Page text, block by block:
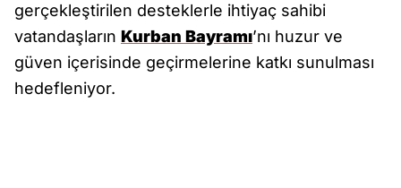
gerçekleştirilen desteklerle ihtiyaç sahibi
vatandaşların Kurban Bayramı’nı huzur ve
güven içerisinde geçirmelerine katkı sunulması
hedefleniyor.